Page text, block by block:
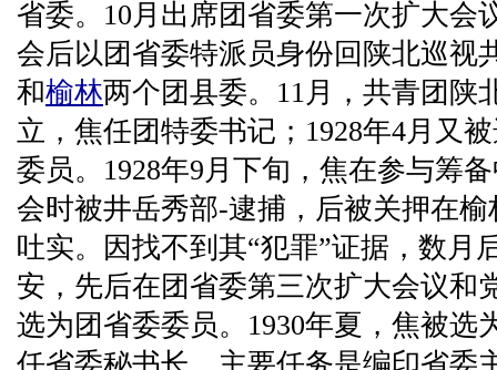
省委。10月出席团省委第一次扩大会
会后以团省委特派员身份回陕北巡视
和榆林两个团县委。11月，共青团陕
立，焦任团特委书记；1928年4月又
委员。1928年9月下旬，焦在参与筹
会时被井岳秀部-逮捕，后被关押在
吐实。因找不到其“犯罪”证据，数月
安，先后在团省委第三次扩大会议和
选为团省委委员。1930年夏，焦被选